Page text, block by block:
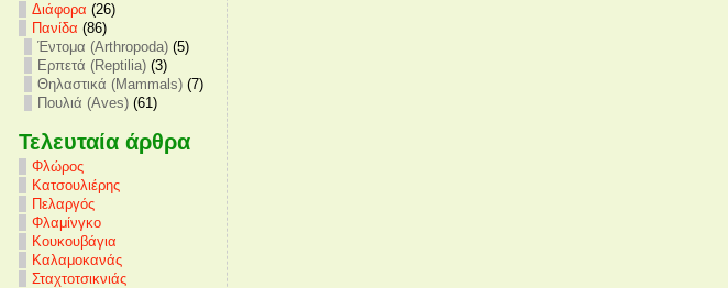
Διάφορα (26)
Πανίδα (86)
Έντομα (Arthropoda)(5)
Ερπετά (Reptilia)(3)
Θηλαστικά (Mammals)(7)
Πουλιά (Aves)(61)
Τελευταία άρθρα
Φλώρος
Κατσουλιέρης
Πελαργός
Φλαμίνγκο
Κουκουβάγια
Καλαμοκανάς
Σταχτοτσικνιάς